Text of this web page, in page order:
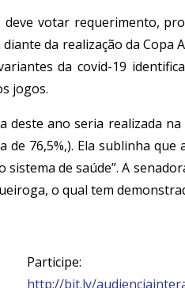
votar requerimento,
da realização da
da covid-19
jogos.
deste ano seria realizada
76,5%,). Ela sublinha
de saúde”. A
o qual tem
Participe:
http://bit.ly/